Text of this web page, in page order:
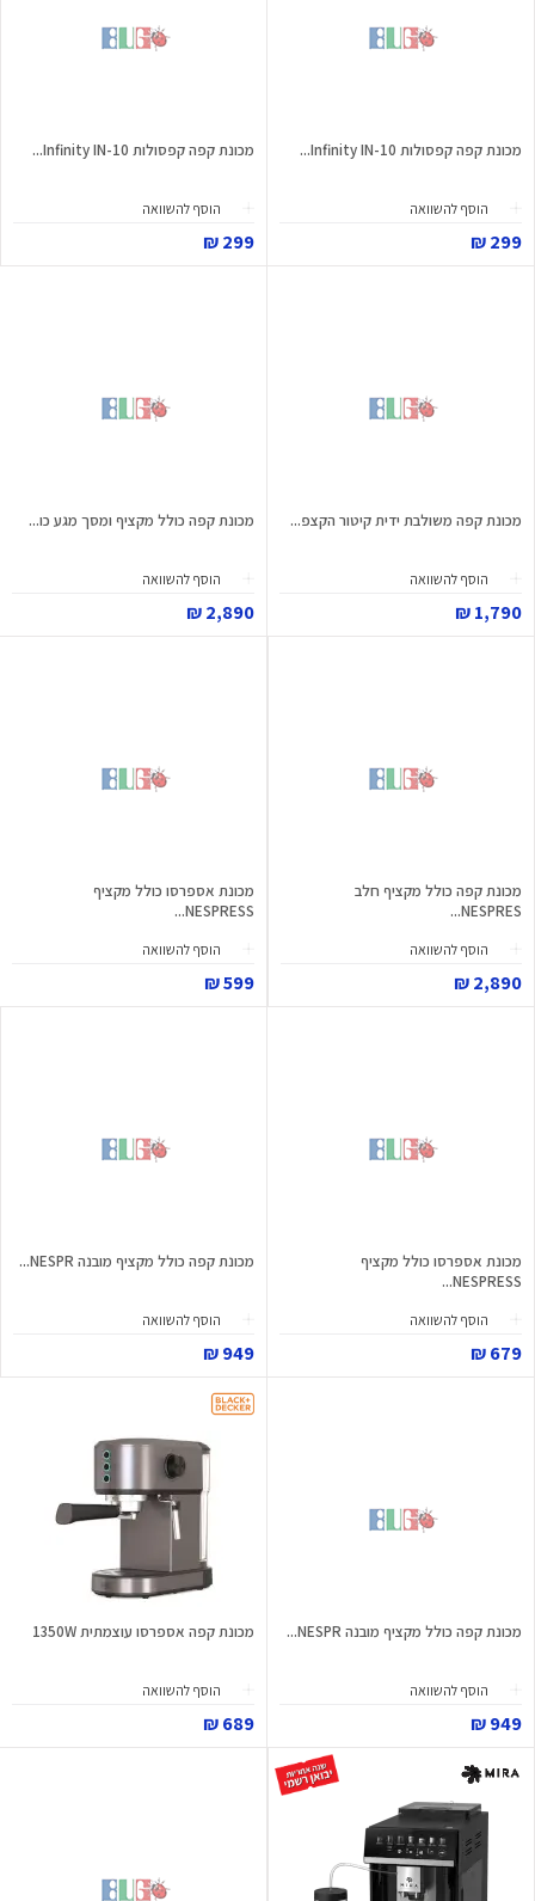
מכונת קפה קפסולות Infinity IN-10...
הוסף להשוואה
299 ₪
מכונת קפה קפסולות Infinity IN-10...
הוסף להשוואה
299 ₪
מכונת קפה משולבת ידית קיטור הקצפ...
הוסף להשוואה
1,790 ₪
מכונת קפה כולל מקציף ומסך מגע כו...
הוסף להשוואה
2,890 ₪
מכונת קפה כולל מקציף חלב
NESPRES...
הוסף להשוואה
2,890 ₪
מכונת אספרסו כולל מקציף
NESPRESS...
הוסף להשוואה
599 ₪
מכונת אספרסו כולל מקציף
NESPRESS...
הוסף להשוואה
679 ₪
מכונת קפה כולל מקציף מובנה NESPR...
הוסף להשוואה
949 ₪
מכונת קפה כולל מקציף מובנה NESPR...
הוסף להשוואה
949 ₪
מכונת קפה אספרסו עוצמתית 1350W
הוסף להשוואה
689 ₪